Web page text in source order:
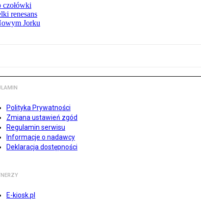
czołówki
renesans
Jorku
Polityka Prywatności
Zmiana ustawień zgód
Regulamin serwisu
Informacje o nadawcy
Deklaracja dostępności
E-kiosk.pl